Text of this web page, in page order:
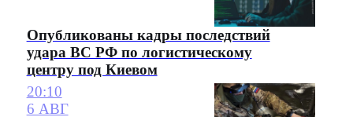
Опубликованы кадры последствий
удара ВС РФ по логистическому
центру под Киевом
20:10
6 АВГ